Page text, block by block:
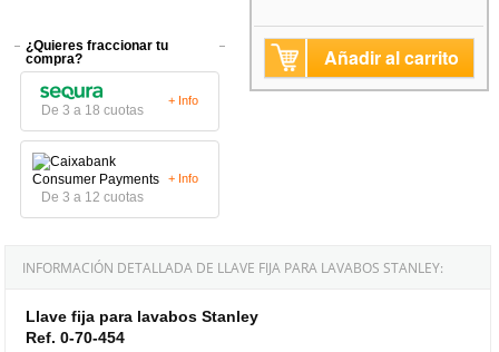
¿Quieres fraccionar tu
compra?
De 3 a 18 cuotas
+ Info
De 3 a 12 cuotas
+ Info
Añadir al carrito
INFORMACIÓN DETALLADA DE LLAVE FIJA PARA LAVABOS STANLEY:
Llave fija para lavabos Stanley
Ref. 0-70-454